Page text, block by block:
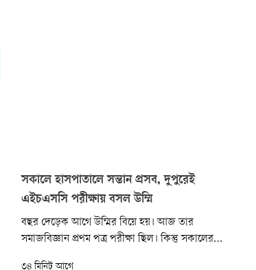
সকালে হাসপাতালে সন্তান প্রসব, দুপুরেই
এইচএসসি পরীক্ষায় বসল উম্মি
বছর দেড়েক আগে উম্মির বিয়ে হয়। আজ তার
সমাজবিজ্ঞান প্রথম পত্র পরীক্ষা ছিল। কিন্তু সকালের
৩৪ মিনিট আগে